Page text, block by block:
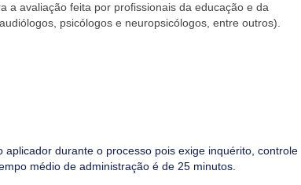
a avaliação feita por profissionais da educação e da
psicólogos e neuropsicólogos, entre outros).
durante o processo pois exige inquérito, controle
médio de administração é de 25 minutos.